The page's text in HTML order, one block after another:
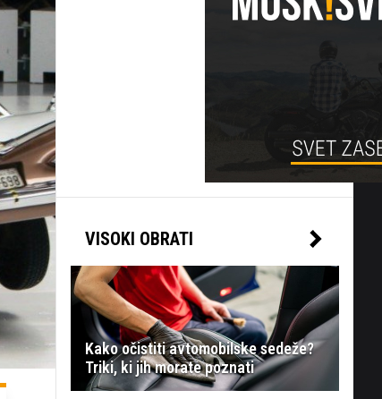
VISOKI OBRATI
Kako očistiti avtomobilske sedeže?
Triki, ki jih morate poznati